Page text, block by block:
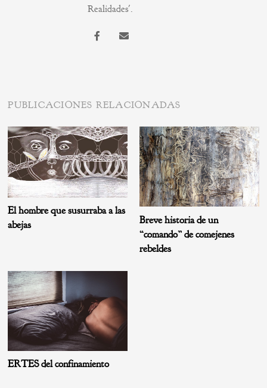
Realidades'.
PUBLICACIONES RELACIONADAS
El hombre que susurraba a las
abejas
Breve historia de un
“comando” de comejenes
rebeldes
ERTES del confinamiento